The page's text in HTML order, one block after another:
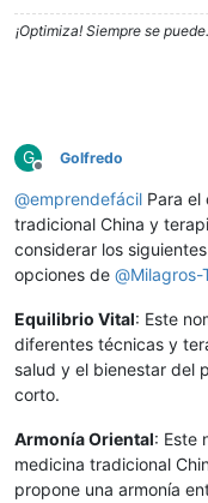
¡Optimiza! Siempre se puede.
G
Desconectado
Golfredo
@emprendefácil Para el
tradicional China y
considerar los
opciones de @Milagros-
Equilibrio Vital: Este
diferentes técnicas y
salud y el bienestar del
corto.
Armonía Oriental: Este
medicina tradicional
propone una armonía